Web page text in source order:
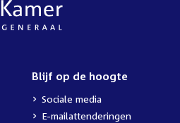
Blijf op de hoogte
Sociale media
E-mailattenderingen